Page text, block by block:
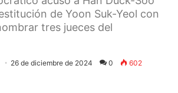
de Yoon Suk-Yeol con
tres jueces del
26 de diciembre de 2024 0 602